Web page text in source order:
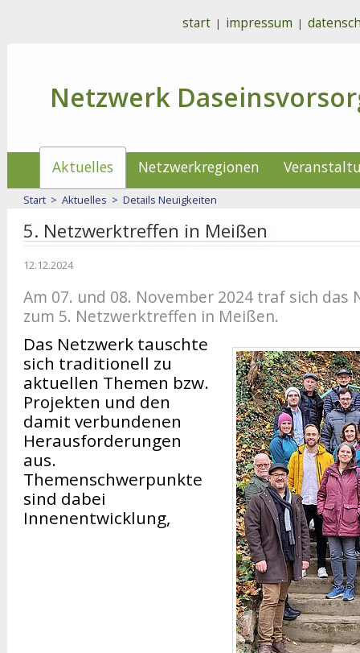
start| impressum |
Netzwerk
Aktuelles Netzwerkregionen
Start > Aktuelles > Details Neuigkeiten
5. Netzwerktreffen in Meißen
12.12.2024
Am 07. und 08. November 2024 traf sich das
zum 5. Netzwerktreffen in Meißen.
Das Netzwerk tauschte
sich traditionell zu
aktuellen Themen bzw.
Projekten und den
damit verbundenen
Herausforderungen
aus.
Themenschwerpunkte
sind dabei
Innenentwicklung,